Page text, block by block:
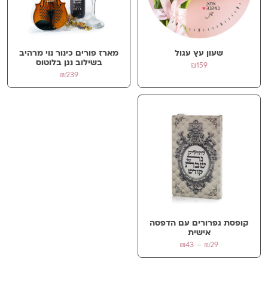
שעון עץ עגול
₪159
מארז פורים כינור נוי מרהיב
בשילוב נגן בלוטוס
₪239
קופסת גפרורים עם הדפסה
אישית
₪29
–
₪43 טווח
מחירים: